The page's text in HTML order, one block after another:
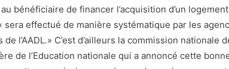
bénéficiaire de financer l’acquisition d’un
sera effectué de manière systématique par les
l’AADL.» C’est d’ailleurs la commission
de l’Education nationale qui a annoncé cette